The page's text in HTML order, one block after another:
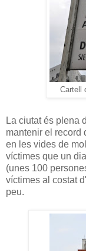
Cartell
La ciutat és plena
mantenir el record
en les vides de
víctimes que un
(unes 100
víctimes al costat
peu.